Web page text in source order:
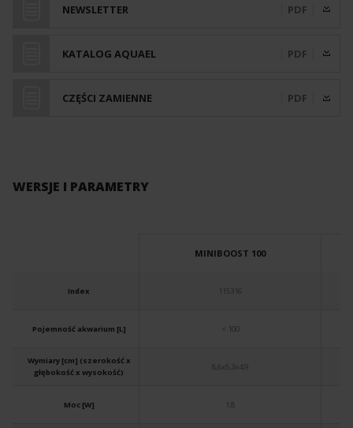
NEWSLETTER PDF
KATALOG AQUAEL PDF
CZĘŚCI ZAMIENNE PDF
WERSJE I PARAMETRY
Index
Pojemność akwarium [L]
Wymiary [cm] (szerokość x
głębokość x wysokość)
Moc [W]
MINIBOOST 100
115316
< 100
8,6x5,3x4,9
1,8